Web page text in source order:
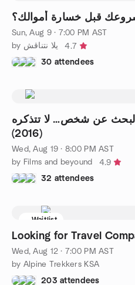
قبل خسارة أموالك؟
Sun, Aug 9 · 7:00 PM AST
by يلا نتناقش
4.7
30 attendees
البحث عن شخص… لا تتذكره 💫 🌌 Your Name
(2016)
Wed, Aug 19 · 8:00 PM AST
by Films and beyound
4.9
32 attendees
Waitlist
Looking for Travel
Wed, Aug 12 · 7:00 PM AST
by Alpine Trekkers KSA
203 attendees